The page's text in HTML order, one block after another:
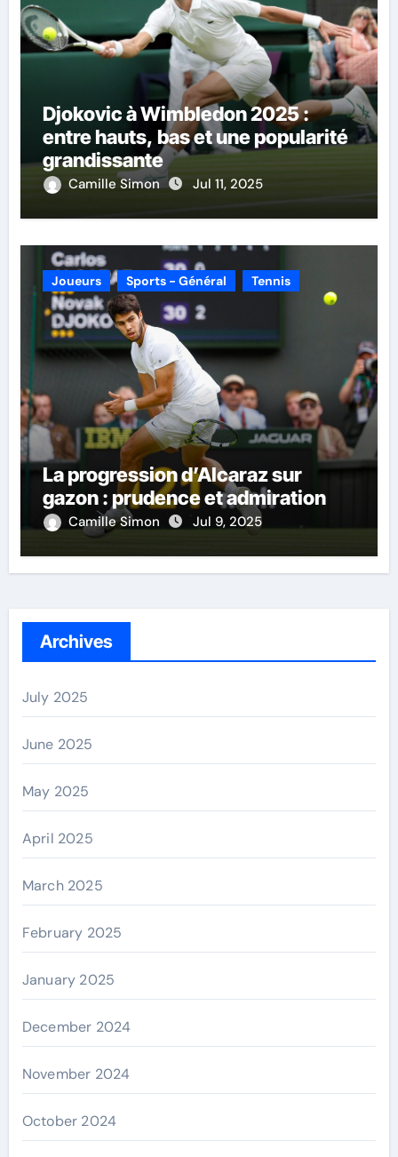
Djokovic à Wimbledon 2025 :
entre hauts, bas et une popularité
grandissante
Camille Simon Jul 11, 2025
Joueurs Sports - Général Tennis
La progression d’Alcaraz sur
gazon : prudence et admiration
Camille Simon Jul 9, 2025
Archives
July 2025
June 2025
May 2025
April 2025
March 2025
February 2025
January 2025
December 2024
November 2024
October 2024